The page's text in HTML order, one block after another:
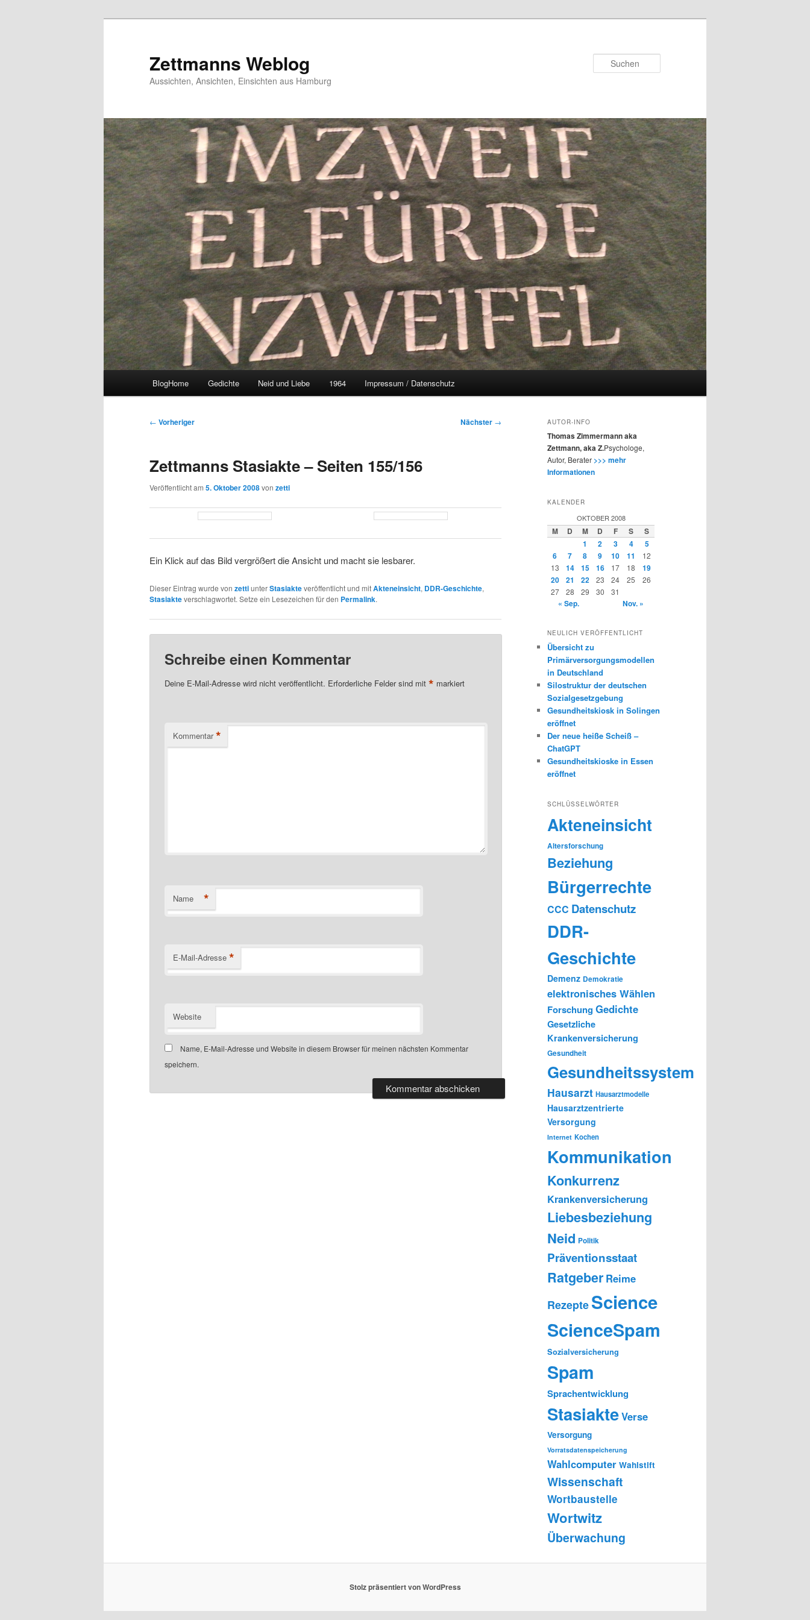
Zettmanns Weblog
Aussichten, Ansichten, Einsichten aus Hamburg
BlogHome Gedichte Neid und Liebe 1964 Impressum / Datenschutz
Beitragsnavigation
← Vorheriger Nächster →
Zettmanns Stasiakte – Seiten 155/156
Veröffentlicht am 5. Oktober 2008von zetti
Ein Klick auf das Bild vergrößert die Ansicht und macht sie lesbarer.
Dieser Eintrag wurde von zettiunterStasiakteveröffentlicht und mitAkteneinsicht, DDR-Geschichte,
Stasiakteverschlagwortet. Setze ein Lesezeichen für den Permalink.
Schreibe einen Kommentar
Deine E-Mail-Adresse wird nicht veröffentlicht. Erforderliche Felder sind mit* markiert
Kommentar *
Name *
E-Mail-Adresse *
Website
Name, E-Mail-Adresse und Website in diesem Browser für meinen nächsten Kommentar
speichern.
AUTOR-INFO
Thomas Zimmermann aka
Zettmann, aka Z.Psychologe,
Autor, Berater >>> mehr
Informationen
KALENDER
OKTOBER 2008
M D M D F S
S
1
2 3 4
5
6
7 8 9 10 11
12
13
14 15 16 17 18
19
20
21 22 23 24 25
26
27
28 29 30 31
« Sep. Nov. »
NEULICH VERÖFFENTLICHT
Übersicht zu
Primärversorgungsmodellen
in Deutschland
Silostruktur der deutschen
Sozialgesetzgebung
Gesundheitskiosk in Solingen
eröffnet
Der neue heiße Scheiß –
ChatGPT
Gesundheitskioske in Essen
eröffnet
SCHLÜSSELWÖRTER
Akteneinsicht
Altersforschung
Beziehung
Bürgerrechte
CCC Datenschutz
DDR-
Geschichte
Demenz Demokratie
elektronisches Wählen
Forschung Gedichte
Gesetzliche
Krankenversicherung
Gesundheit
Gesundheitssystem
Hausarzt Hausarztmodelle
Hausarztzentrierte
Versorgung
Internet Kochen
Kommunikation
Konkurrenz
Krankenversicherung
Liebesbeziehung
Neid Politik
Präventionsstaat
Ratgeber Reime
Rezepte Science
ScienceSpam
Sozialversicherung
Spam
Sprachentwicklung
StasiakteVerse
Versorgung
Vorratsdatenspeicherung
Wahlcomputer Wahlstift
Wissenschaft
Wortbaustelle
Wortwitz
Überwachung
Stolz präsentiert von WordPress